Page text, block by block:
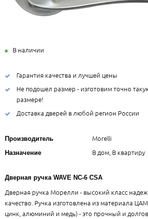
В наличии
Гарантия качества и лучшей цены
Не подошел размер - изготовим точно
размере!
Доставка дверей в любой регион России
Производитель Morelli
Назначение В дом, В квартиру
Дверная ручка WAVE NC-6 CSA
Дверная ручка Морелли - высокий класс
качество. Ручка изготовлена из материала
цинк, алюминий и медь) - это прочный и